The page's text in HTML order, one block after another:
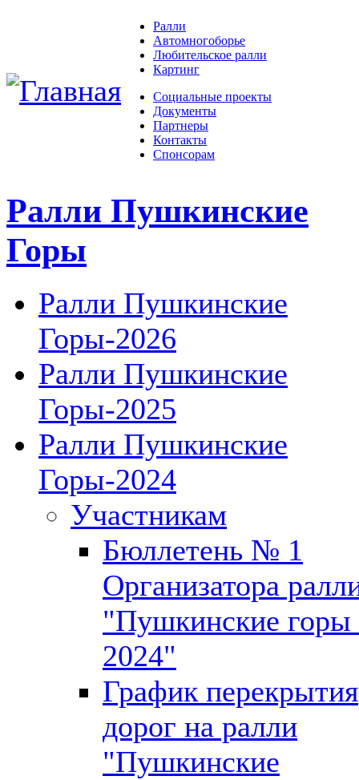
Ралли
Автомногоборье
Любительское ралли
Картинг
Социальные проекты
Документы
Партнеры
Контакты
Спонсорам
Ралли Пушкинские
Горы
Ралли Пушкинские
Горы-2026
Ралли Пушкинские
Горы-2025
Ралли Пушкинские
Горы-2024
Участникам
Бюллетень № 1
Организатора
"Пушкинские горы
2024"
График перекрытия
дорог на ралли
"Пушкинские